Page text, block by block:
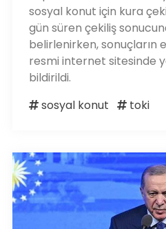
sosyal konut için kura
gün süren çekiliş
belirlenirken, sonuçların
resmi internet sitesinde
bildirildi.
sosyal konut
toki